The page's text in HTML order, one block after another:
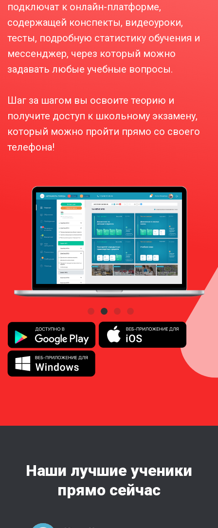
подключат к онлайн-платформе,
содержащей конспекты, видеоуроки,
тесты, подробную статистику обучения и
мессенджер, через который можно
задавать любые учебные вопросы.
Шаг за шагом вы освоите теорию и
получите доступ к школьному экзамену,
который можно пройти прямо со своего
телефона!
Наши лучшие ученики
прямо сейчас